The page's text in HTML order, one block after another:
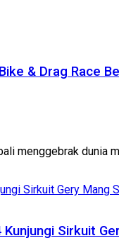
& Drag Race
menggebrak dunia
Sirkuit